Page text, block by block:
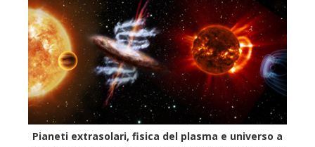
b
o
o
k
t
e
r
Pianeti extrasolari, fisica del plasma e universo a